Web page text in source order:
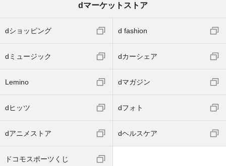
dマーケットストア
dショッピング d fashion
dミュージック dカーシェア
Lemino dマガジン
dヒッツ dフォト
dアニメストア dヘルスケア
ドコモスポーツくじ